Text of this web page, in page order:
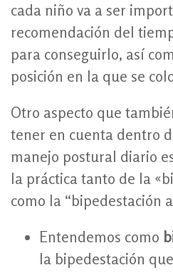
cada niño va a ser
recomendación del
para conseguirlo, así
posición en la que se
Otro aspecto que
tener en cuenta dentro
manejo postural diario
la práctica tanto de la
como la “bipedestación
Entendemos como
la bipedestación